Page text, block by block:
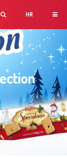
HR